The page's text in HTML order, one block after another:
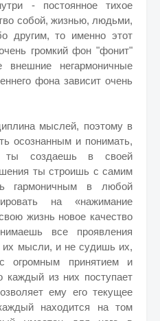
- постоянное тихое
собой, жизнью, людьми,
другим, то именно этот
громкий фон "фонит"
внешние негармоничные
фона зависит очень
мыслей, поэтому в
осознанным и понимать,
ты создаешь в своей
ты строишь с самим
гармоничным в любой
на «нажимание
жизнь новое качество
все проявления
мысли, и не судишь их,
огромным принятием и
каждый из них поступает
ему его текущее
находится на том